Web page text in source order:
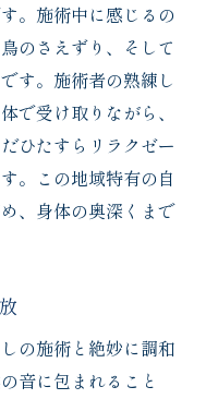
。施術中に感じるの
のさえずり、そして
す。施術者の熟練し
で受け取りながら、
ひたすらリラクゼー
。この地域特有の自
、身体の奥深くまで
の施術と絶妙に調和
音に包まれること